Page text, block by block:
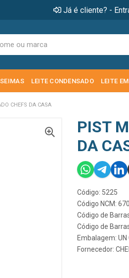
Já é cliente? -
LEITE CONDENSADO LEITE
CHEFS DA CASA
PIST
DA
Código: 5225
Código NCM:
Código de
Código de
Embalagem: UN
Fornecedor: